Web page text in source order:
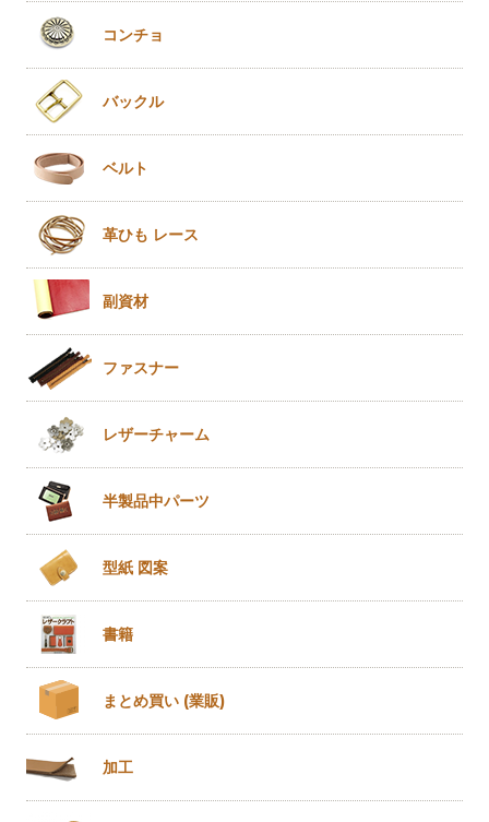
コンチョ
バックル
ベルト
革ひも レース
副資材
ファスナー
レザーチャーム
半製品中パーツ
型紙 図案
書籍
まとめ買い (業販)
加工